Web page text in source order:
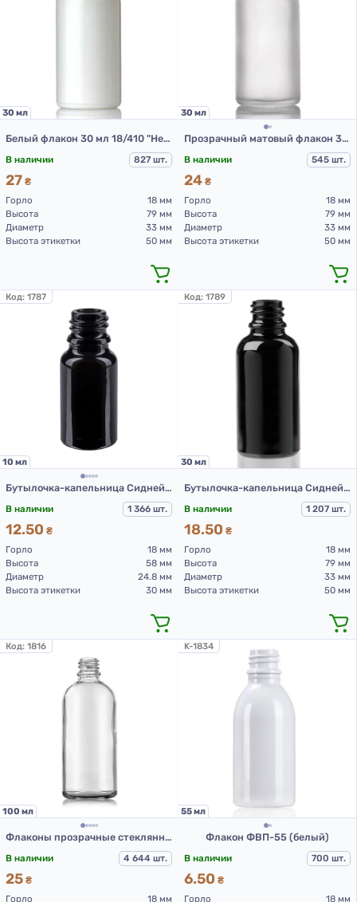
30 мл
Белый флакон 30 мл 18/410 "Немо" (стеклянный флакон 30 мл)
В наличии 827 шт.
27 ₴
Горло
18 мм
Высота
79 мм
Диаметр
33 мм
Высота этикетки
50 мм
30 мл
Прозрачный матовый флакон 30 мл 18/410 "Немо" (стеклянный флакон 30 мл)
В наличии 545 шт.
24 ₴
Горло
18 мм
Высота
79 мм
Диаметр
33 мм
Высота этикетки
50 мм
Код: 1787
10 мл
Бутылочка-капельница Сидней из черного стекла 10 мл (стеклянные флаконы 10 мл)
В наличии 1 366 шт.
12.50 ₴
Горло
18 мм
Высота
58 мм
Диаметр
24.8 мм
Высота этикетки
30 мм
Код: 1789
30 мл
Бутылочка-капельница Сидней черная 30 мл (стеклянные флаконы 30 мл)
В наличии 1 207 шт.
18.50 ₴
Горло
18 мм
Высота
79 мм
Диаметр
33 мм
Высота этикетки
50 мм
Код: 1816
100 мл
Флаконы прозрачные стеклянные с винтовой горловиной 100 мл, DIN 18 для Л-С (стеклянный флакон 100 мл)
В наличии 4 644 шт.
25 ₴
Горло
18 мм
K-1834
55 мл
Флакон ФВП-55 (белый)
В наличии 700 шт.
6.50 ₴
Горло
18 мм